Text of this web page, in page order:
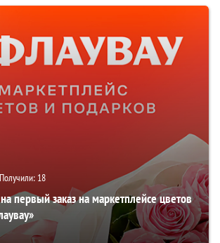
Получили: 18
первый заказ на маркетплейсе цветов